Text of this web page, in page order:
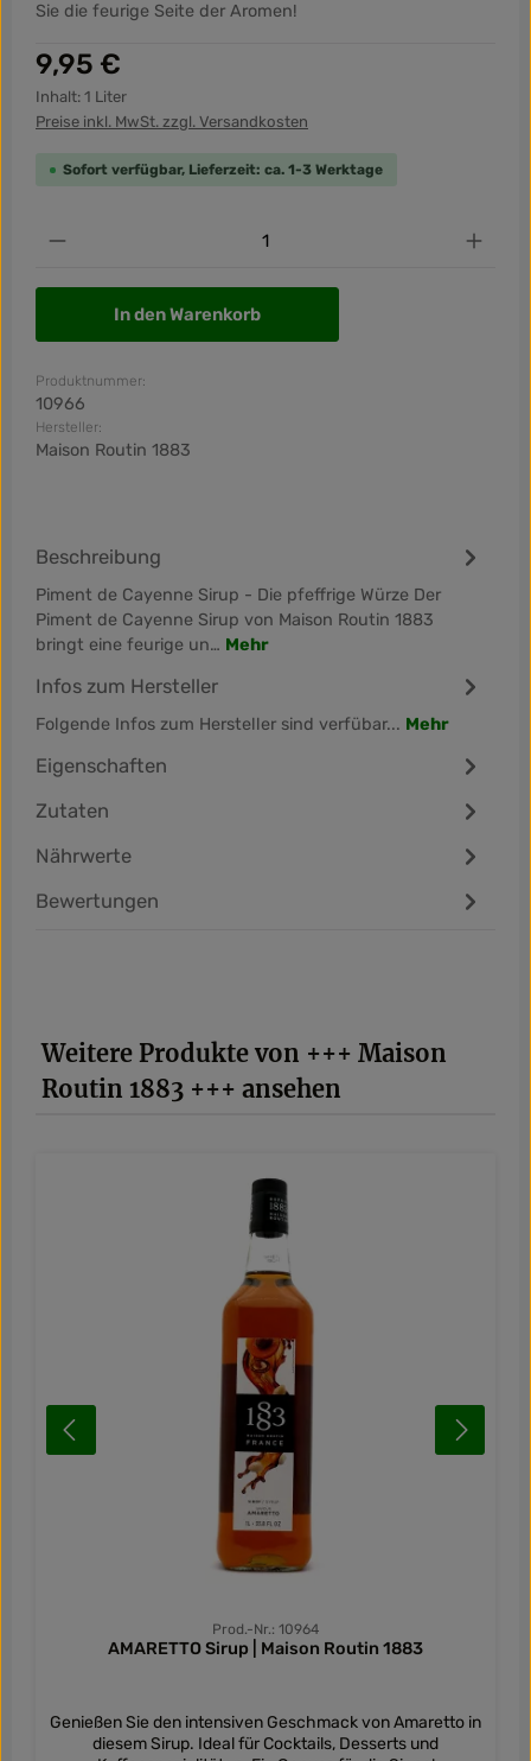
Sie die feurige Seite der Aromen!
Regulärer Preis:
9,95 €
Inhalt: 1 Liter
Preise inkl. MwSt. zzgl. Versandkosten
Sofort verfügbar, Lieferzeit: ca. 1-3 Werktage
Produkt Anzahl: Gib den gewünschten Wert
In den Warenkorb
Produktnummer:
10966
Hersteller:
Maison Routin 1883
Beschreibung
Piment de Cayenne Sirup - Die pfeffrige Würze Der
Piment de Cayenne Sirup von Maison Routin 1883
bringt eine feurige un… Mehr
Infos zum Hersteller
Folgende Infos zum Hersteller sind verfübar... Mehr
Eigenschaften
Zutaten
Nährwerte
Bewertungen
Produktgalerie überspringen
Weitere Produkte von +++ Maison
Routin 1883 +++ ansehen
Prod.-Nr.: 10964
AMARETTO Sirup | Maison Routin 1883
Genießen Sie den intensiven Geschmack von Amaretto in
diesem Sirup. Ideal für Cocktails, Desserts und